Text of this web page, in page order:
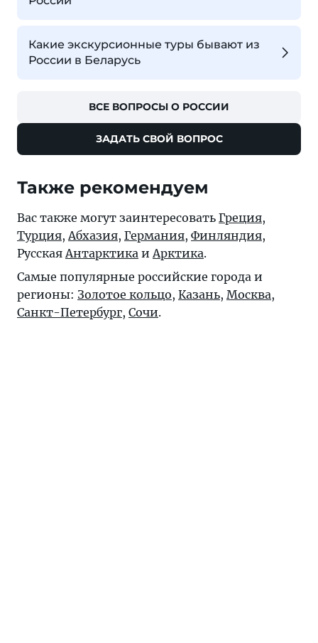
Какие экскурсионные туры бывают из
России в Беларусь
ВСЕ ВОПРОСЫ О РОССИИ
ЗАДАТЬ СВОЙ ВОПРОС
Также рекомендуем
Вас также могут заинтересовать Греция,
Турция, Абхазия, Германия, Финляндия,
Русская Антарктика и Арктика.
Самые популярные российские города и
регионы: Золотое кольцо, Казань, Москва,
Санкт-Петербург, Сочи.